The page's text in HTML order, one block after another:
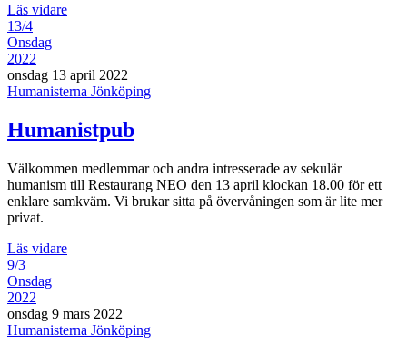
Läs vidare
13/4
Onsdag
2022
onsdag 13 april 2022
Humanisterna Jönköping
Humanistpub
Välkommen medlemmar och andra intresserade av sekulär
humanism till Restaurang NEO den 13 april klockan 18.00 för ett
enklare samkväm. Vi brukar sitta på övervåningen som är lite mer
privat.
Läs vidare
9/3
Onsdag
2022
onsdag 9 mars 2022
Humanisterna Jönköping